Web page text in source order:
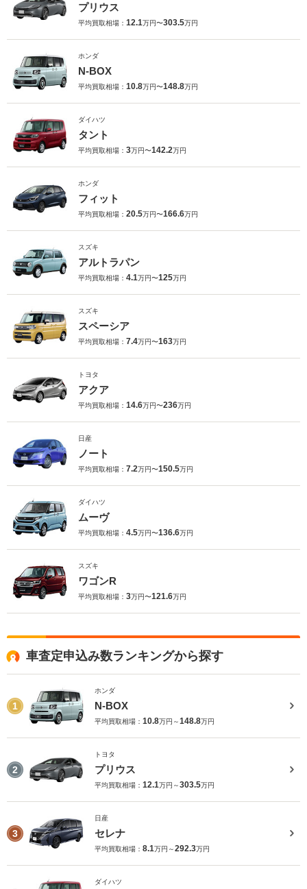
プリウス
平均買取相場： 12.1万円〜303.5万円
ホンダ
N-BOX
平均買取相場： 10.8万円〜148.8万円
ダイハツ
タント
平均買取相場： 3万円〜142.2万円
ホンダ
フィット
平均買取相場： 20.5万円〜166.6万円
スズキ
アルトラパン
平均買取相場： 4.1万円〜125万円
スズキ
スペーシア
平均買取相場： 7.4万円〜163万円
トヨタ
アクア
平均買取相場： 14.6万円〜236万円
日産
ノート
平均買取相場： 7.2万円〜150.5万円
ダイハツ
ムーヴ
平均買取相場： 4.5万円〜136.6万円
スズキ
ワゴンR
平均買取相場： 3万円〜121.6万円
車査定申込み数ランキングから探す
1
ホンダ
N-BOX
平均買取相場： 10.8万円～148.8万円
2
トヨタ
プリウス
平均買取相場： 12.1万円～303.5万円
3
日産
セレナ
平均買取相場： 8.1万円～292.3万円
ダイハツ